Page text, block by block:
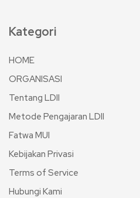
Kategori
HOME
ORGANISASI
Tentang LDII
Metode Pengajaran LDII
Fatwa MUI
Kebijakan Privasi
Terms of Service
Hubungi Kami